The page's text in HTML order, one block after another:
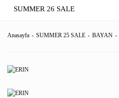
SUMMER 26 SALE
Anasayfa SUMMER 25 SALE BAYAN